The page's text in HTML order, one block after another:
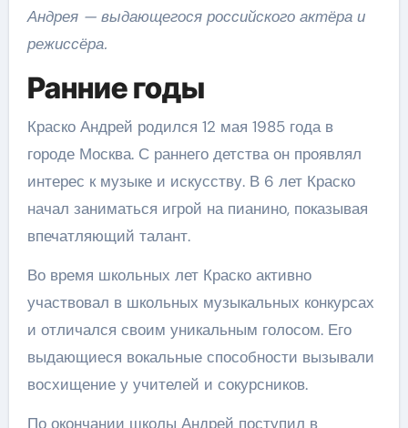
Андрея — выдающегося российского актёра и
режиссёра.
Ранние годы
Краско Андрей родился 12 мая 1985 года в
городе Москва. С раннего детства он проявлял
интерес к музыке и искусству. В 6 лет Краско
начал заниматься игрой на пианино, показывая
впечатляющий талант.
Во время школьных лет Краско активно
участвовал в школьных музыкальных конкурсах
и отличался своим уникальным голосом. Его
выдающиеся вокальные способности вызывали
восхищение у учителей и сокурсников.
По окончании школы Андрей поступил в